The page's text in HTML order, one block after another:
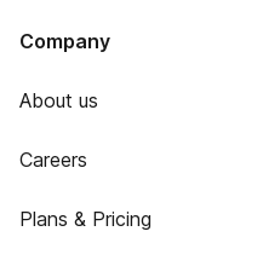
Company
About us
Careers
Plans & Pricing